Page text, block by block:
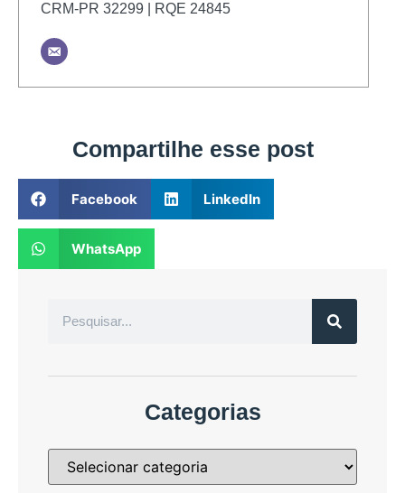
CRM-PR 32299 | RQE 24845
Compartilhe esse post
Facebook LinkedIn
WhatsApp
Categorias